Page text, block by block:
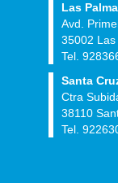
Las
Avd.
35002
Tel.
Santa
Ctra
38110
Tel.